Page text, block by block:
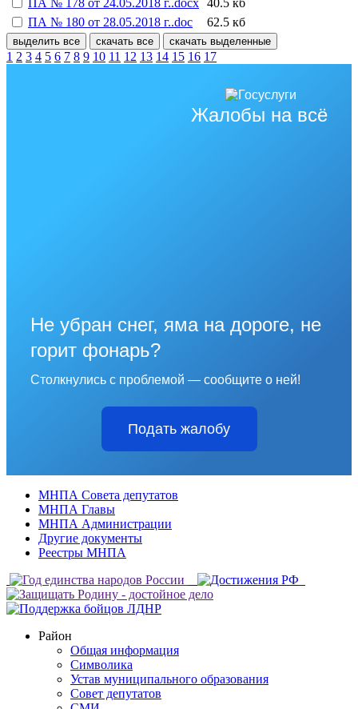
ПА № 180 от 28.05.2018 г..doc
62.5 кб
выделить все скачать все скачать выделенные
1 2 3 4 5 6 7 8 9 10 11 12 13 14 15 16 17
Жалобы на всё
Не убран снег, яма на дороге, не
горит фонарь?
Столкнулись с проблемой — сообщите о ней!
Подать жалобу
МНПА Совета депутатов
МНПА Главы
МНПА Администрации
Другие документы
Реестры МНПА
Район
Общая информация
Символика
Устав муниципального образования
Совет депутатов